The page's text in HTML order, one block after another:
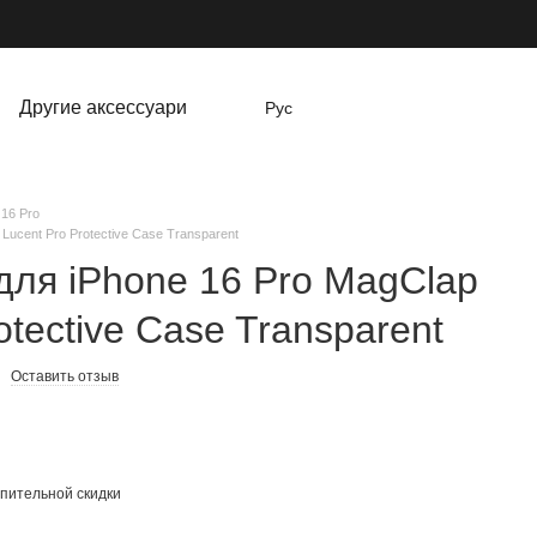
Другие аксессуари Рус
Pro
Pro Protective Case Transparent
iPhone 16 Pro MagClap
Case Transparent
Оставить отзыв
скидки